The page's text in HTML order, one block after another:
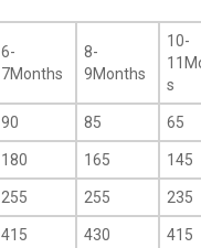
6-
7Months
8-
9Months
10-
s
90 85 65
180 165 145
255 255 235
415 430 415